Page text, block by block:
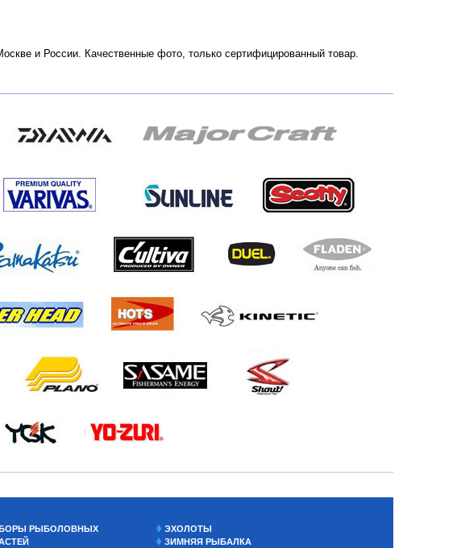
и России. Качественные фото, только сертифицированный товар.
РЫБОЛОВНЫХ
ЭХОЛОТЫ
ЗИМНЯЯ РЫБАЛКА